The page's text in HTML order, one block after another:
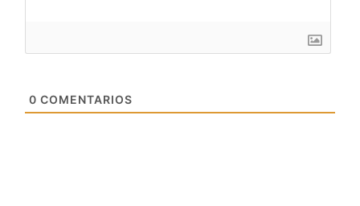
0 COMENTARIOS